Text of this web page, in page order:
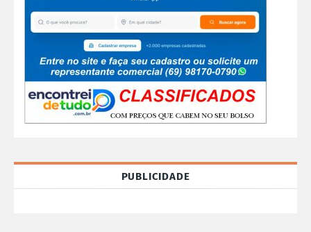
PUBLICIDADE